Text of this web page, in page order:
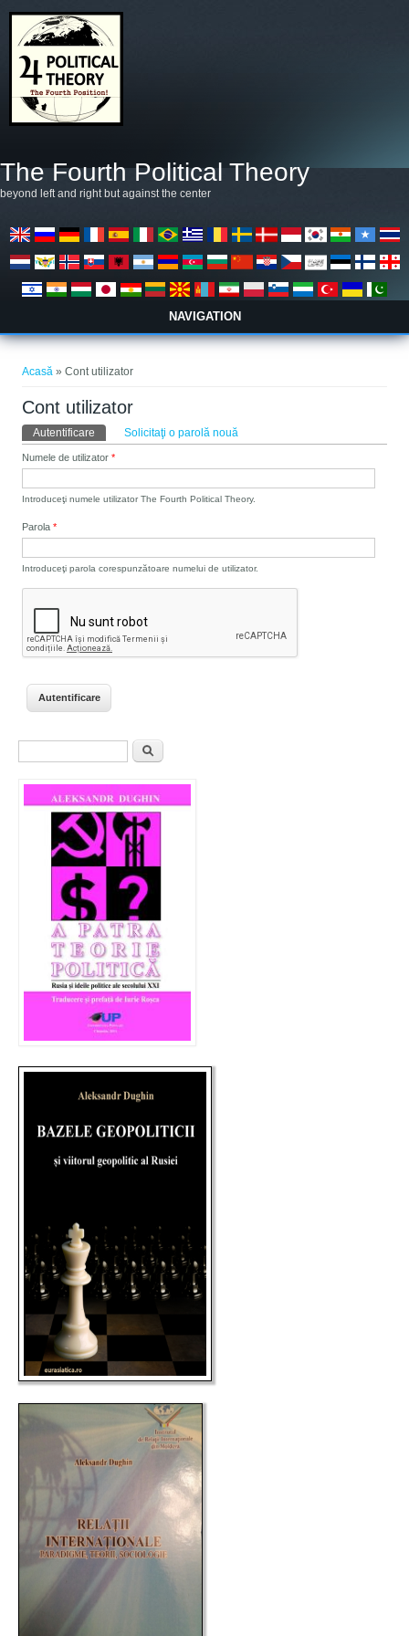
The Fourth Political Theory
beyond left and right but against the center
NAVIGATION
Acasă » Cont utilizator
Cont utilizator
Taburi primare
Autentificare (tab activ)Solicitaţi o parolă nouă
Numele de utilizator*
Introduceţi numele utilizator The Fourth Political Theory.
Parola*
Introduceţi parola corespunzătoare numelui de utilizator.
Formular de căutare